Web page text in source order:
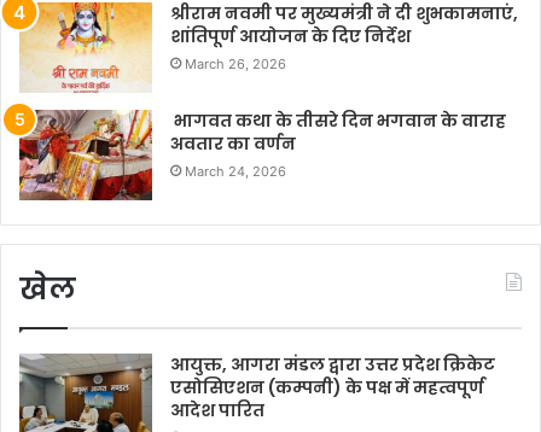
श्रीराम नवमी पर मुख्यमंत्री ने दी शुभकामनाएं,
शांतिपूर्ण आयोजन के दिए निर्देश
March 26, 2026
भागवत कथा के तीसरे दिन भगवान के वाराह
अवतार का वर्णन
March 24, 2026
खेल
आयुक्त, आगरा मंडल द्वारा उत्तर प्रदेश क्रिकेट
एसोसिएशन (कम्पनी) के पक्ष में महत्वपूर्ण
आदेश पारित